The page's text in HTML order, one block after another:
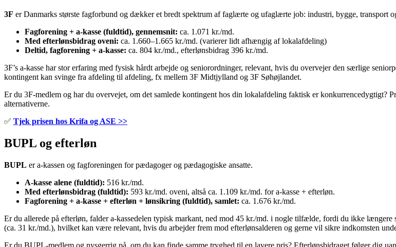
3F er Danmarks største fagforbund og dækker et bredt spektrum af faglærte og ufaglærte job: industri, bygge, transport
Fagforening + a-kasse (fuldtid), gennemsnit: ca. 1.071 kr./md.
Med efterlønsbidrag oveni: ca. 1.660–1.665 kr./md. (varierer lidt afhængig af lokalafdeling)
Deltid, fagforening + a-kasse: ca. 804 kr./md., efterlønsbidrag 396 kr./md.
3F’s a-kasse har stor erfaring med fysisk hårdt arbejde og seniorordninger, relevant, hvis du overvejer den særlige
kontingent kan svinge fra afdeling til afdeling, fx mellem 3F Midtjylland og 3F Søhøjlandet.
Er du 3F-medlem og har du overvejet, om det samlede kontingent hos din lokalafdeling faktisk er
alternativerne.
✅ Tjek prisen hos Krifa og ASE >>
BUPL og efterløn
BUPL er a-kassen og fagforeningen for pædagoger og pædagogiske ansatte.
A-kasse alene (fuldtid): 516 kr./md.
Med efterlønsbidrag (fuldtid): 593 kr./md. oveni, altså ca. 1.109 kr./md. for a-kasse + efterløn.
Fagforening + a-kasse + efterløn + lønsikring (fuldtid), samlet: ca. 1.676 kr./md.
Er du allerede på efterløn, falder a-kassedelen typisk markant, ned mod 45 kr./md. i nogle tilfælde, fordi du ikke
(ca. 31 kr./md.), hvilket kan være relevant, hvis du arbejder frem mod efterlønsalderen og gerne vil sikre indkomsten
Er du BUPL-medlem og nysgerrig på, om du kan finde samme tryghed til en lavere pris? Efterlønsbidraget følger dig